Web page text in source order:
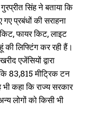
सिंह ने बताया कि
प्रबंधों की सराहना
फायर किट, लाइट
लिफ्टिंग कर रही हैं।
एजेंसियों द्वारा
83,815 मीट्रिक टन
कहा कि राज्य सरकार
लोगों को किसी भी